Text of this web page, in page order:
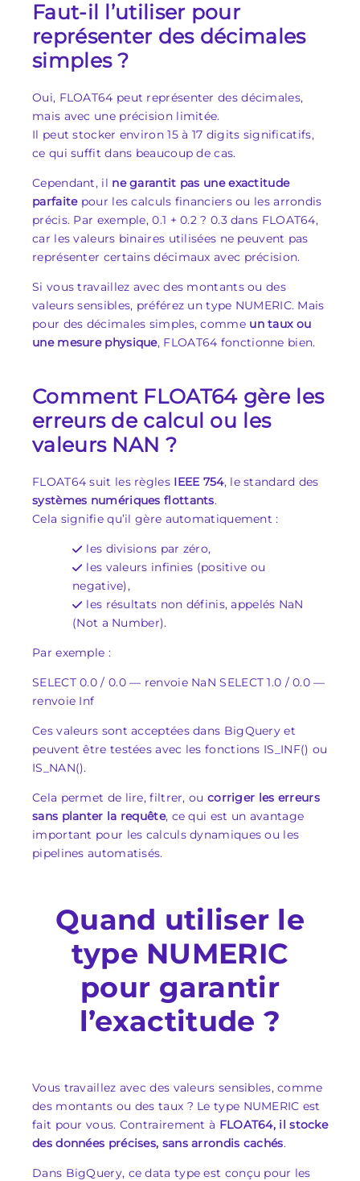
Faut-il l’utiliser pour
représenter des décimales
simples ?
Oui, FLOAT64 peut représenter des décimales,
mais avec une précision limitée.
Il peut stocker environ 15 à 17 digits significatifs,
ce qui suffit dans beaucoup de cas.
Cependant, il ne garantit pas une exactitude
parfaitepour les calculs financiers ou les arrondis
précis. Par exemple, 0.1 + 0.2 ? 0.3 dans FLOAT64,
car les valeurs binaires utilisées ne peuvent pas
représenter certains décimaux avec précision.
Si vous travaillez avec des montants ou des
valeurs sensibles, préférez un type NUMERIC. Mais
pour des décimales simples, comme un taux ou
une mesure physique, FLOAT64 fonctionne bien.
Comment FLOAT64 gère les
erreurs de calcul ou les
valeurs NAN ?
FLOAT64 suit les règles IEEE 754, le standard des
systèmes numériques flottants.
Cela signifie qu’il gère automatiquement :
les divisions par zéro,
les valeurs infinies (positive ou
negative),
les résultats non définis, appelés NaN
(Not a Number).
Par exemple :
SELECT 0.0 / 0.0 — renvoie NaN SELECT 1.0 / 0.0 —
renvoie Inf
Ces valeurs sont acceptées dans BigQuery et
peuvent être testées avec les fonctions IS_INF() ou
IS_NAN().
Cela permet de lire, filtrer, ou corriger les erreurs
sans planter la requête, ce qui est un avantage
important pour les calculs dynamiques ou les
pipelines automatisés.
Quand utiliser le
type NUMERIC
pour garantir
l’exactitude ?
Vous travaillez avec des valeurs sensibles, comme
des montants ou des taux ? Le type NUMERIC est
fait pour vous. Contrairement à FLOAT64, il stocke
des données précises, sans arrondis cachés.
Dans BigQuery, ce data type est conçu pour les